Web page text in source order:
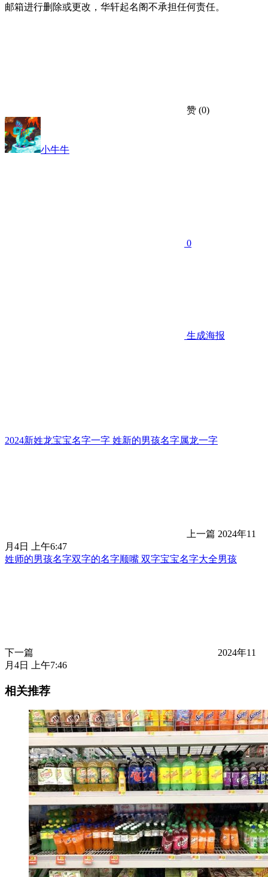
邮箱进行删除或更改，华轩起名阁不承担任何责任。
赞 (0)
小牛牛
0
生成海报
2024新姓龙宝宝名字一字 姓新的男孩名字属龙一字
上一篇 2024年11
月4日 上午6:47
姓师的男孩名字双字的名字顺嘴 双字宝宝名字大全男孩
下一篇
2024年11
月4日 上午7:46
相关推荐